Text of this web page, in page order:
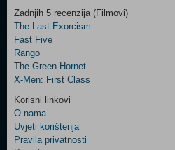
Zadnjih 5 recenzija (Filmovi)
The Last Exorcism
Fast Five
Rango
The Green Hornet
X-Men: First Class
Korisni linkovi
O nama
Uvjeti korištenja
Pravila privatnosti